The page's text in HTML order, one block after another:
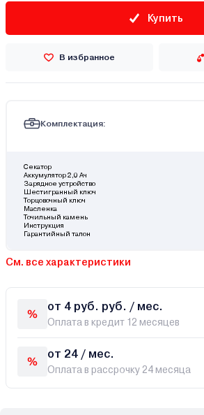
Купить
В избранное
Комплектация:
Секатор
Аккумулятор 2,0 Ач
Зарядное устройство
Шестигранный ключ
Торцовочный ключ
Масленка
Точильный камень
Инструкция
Гарантийный талон
См. все характеристики
от 4 руб. руб. / мес.
Оплата в кредит 12 месяцев
от 24 / мес.
Оплата в рассрочку 24 месяца